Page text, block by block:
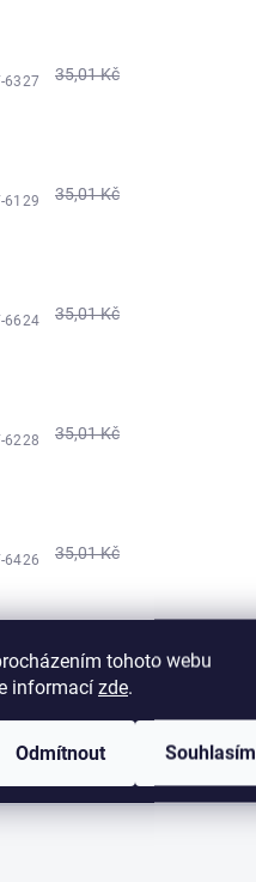
tohoto webu
informací zde.
Odmítnout Souhlasím
6327
35,01 Kč
6129
35,01 Kč
6624
35,01 Kč
6228
35,01 Kč
6426
35,01 Kč
35,01 Kč